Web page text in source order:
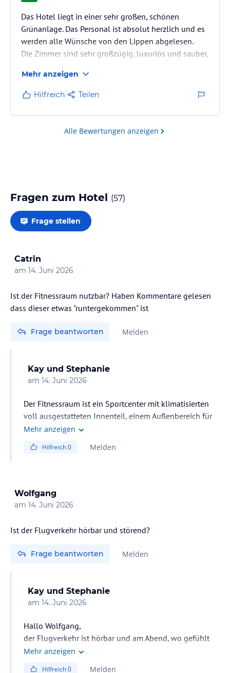
Das Hotel liegt in einer sehr großen, schönen
Grünanlage. Das Personal ist absolut herzlich und es
werden alle Wünsche von den Lippen abgelesen.
Die Zimmer sind sehr großzügig, luxuriös und sauber,
eigene Schönheit. Frische Handtücher bekommt man
jeden Tag, das Essen ist absolut fantastisch und
abwechslungsreich. Es gibt genügend
(Wasser)sportangebote, wir hatten das Schnorcheln
mit dem Glasboot einige Male in der Blue Bay
Mehr anzeigen
Hilfreich Teilen
Alle Bewertungen anzeigen
Fragen zum Hotel (57)
Frage stellen
Catrin
am 14. Juni 2026
Ist der Fitnessraum nutzbar? Haben Kommentare gelesen
dass dieser etwas "runtergekommen" ist
Frage beantworten Melden
Kay und Stephanie
am 14. Juni 2026
Der Fitnessraum ist ein Sportcenter mit klimatisierten
voll ausgestatteten Innenteil, einem Außenbereich für
Yoga und Kampfsport .Die Geräte nicht der neuste
runtergekommen bedeuten soll ?
Mehr anzeigen
Hilfreich0 Melden
Wolfgang
am 14. Juni 2026
Ist der Flugverkehr hörbar und störend?
Frage beantworten Melden
Kay und Stephanie
am 14. Juni 2026
Hallo Wolfgang,
der Flugverkehr ist hörbar und am Abend, wo gefühlt
die höchste Flugaktivität stattfindet, nicht mehr nur
Mehr anzeigen
Hilfreich0 Melden